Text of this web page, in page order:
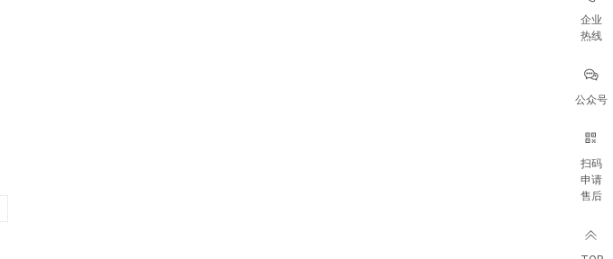
企业
热线
公众号
扫码
申请
售后